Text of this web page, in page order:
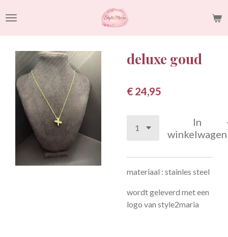
direct
naar
hoofdinhoud
deluxe goud
€ 24,95
In
winkelwagen
materiaal : stainles steel
wordt geleverd met een
logo van style2maria